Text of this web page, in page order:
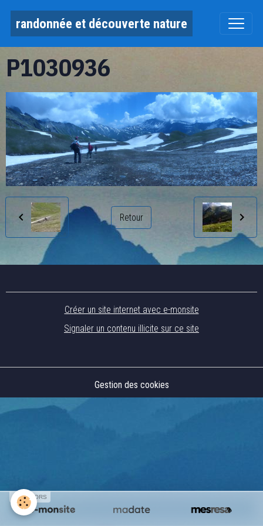
randonnée et découverte nature
P1030936
Retour
Créer un site internet avec e-monsite
Signaler un contenu illicite sur ce site
Gestion des cookies
SPONSORS